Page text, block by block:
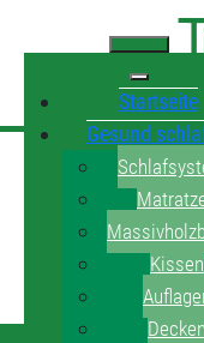
Startseite
Gesund
Kissen
Decken